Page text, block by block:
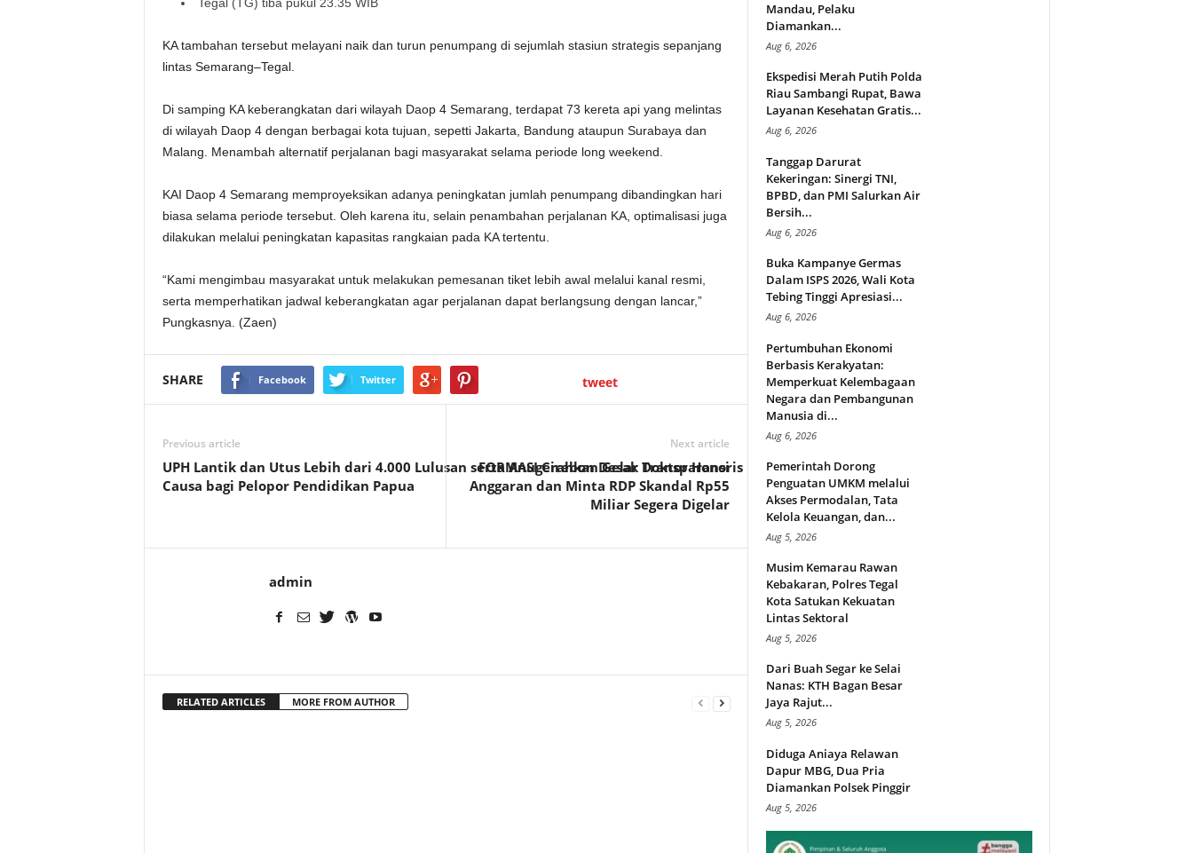
KA tambahan tersebut melayani naik dan turun penumpang di sejumlah stasiun strategis sepanjang
lintas Semarang–Tegal.
Di samping KA keberangkatan dari wilayah Daop 4 Semarang, terdapat 73 kereta api yang melintas
di wilayah Daop 4 dengan berbagai kota tujuan, sepetti Jakarta, Bandung ataupun Surabaya dan
Malang. Menambah alternatif perjalanan bagi masyarakat selama periode long weekend.
KAI Daop 4 Semarang memproyeksikan adanya peningkatan jumlah penumpang dibandingkan hari
biasa selama periode tersebut. Oleh karena itu, selain penambahan perjalanan KA, optimalisasi juga
dilakukan melalui peningkatan kapasitas rangkaian pada KA tertentu.
“Kami mengimbau masyarakat untuk melakukan pemesanan tiket lebih awal melalui kanal resmi,
serta memperhatikan jadwal keberangkatan agar perjalanan dapat berlangsung dengan lancar,”
Pungkasnya. (Zaen)
SHARE Facebook Twitter tweet
Previous article
UPH Lantik dan Utus Lebih dari 4.000 Lulusan serta Anugerahkan Gelar Doktor Honoris
Causa bagi Pelopor Pendidikan Papua
Next article
FORMASI Cirebon Desak Transparansi
Anggaran dan Minta RDP Skandal Rp55
Miliar Segera Digelar
admin
RELATED ARTICLES MORE FROM AUTHOR
Mandau, Pelaku
Diamankan...
Aug 6, 2026
Ekspedisi Merah Putih Polda
Riau Sambangi Rupat, Bawa
Layanan Kesehatan Gratis...
Aug 6, 2026
Tanggap Darurat
Kekeringan: Sinergi TNI,
BPBD, dan PMI Salurkan Air
Bersih...
Aug 6, 2026
Buka Kampanye Germas
Dalam ISPS 2026, Wali Kota
Tebing Tinggi Apresiasi...
Aug 6, 2026
Pertumbuhan Ekonomi
Berbasis Kerakyatan:
Memperkuat Kelembagaan
Negara dan Pembangunan
Manusia di...
Aug 6, 2026
Pemerintah Dorong
Penguatan UMKM melalui
Akses Permodalan, Tata
Kelola Keuangan, dan...
Aug 5, 2026
Musim Kemarau Rawan
Kebakaran, Polres Tegal
Kota Satukan Kekuatan
Lintas Sektoral
Aug 5, 2026
Dari Buah Segar ke Selai
Nanas: KTH Bagan Besar
Jaya Rajut...
Aug 5, 2026
Diduga Aniaya Relawan
Dapur MBG, Dua Pria
Diamankan Polsek Pinggir
Aug 5, 2026